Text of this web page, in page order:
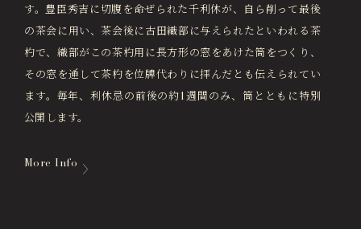
す。豊臣秀吉に切腹を命ぜられた千利休が、自ら削って最後
の茶会に用い、茶会後に古田織部に与えられたといわれる茶
杓で、織部がこの茶杓用に長方形の窓をあけた筒をつくり、
その窓を通して茶杓を位牌代わりに拝んだとも伝えられてい
ます。毎年、利休忌の前後の約1週間のみ、筒とともに特別
公開します。
More Info